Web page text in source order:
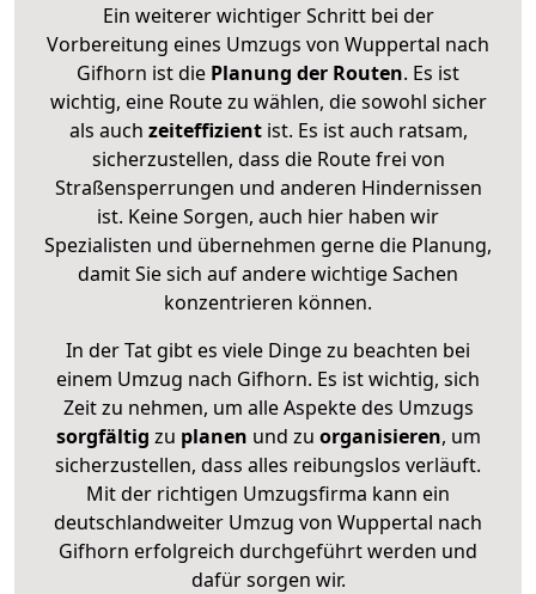
Ein weiterer wichtiger Schritt bei der
Vorbereitung eines Umzugs von Wuppertal nach
Gifhorn ist die Planung der Routen. Es ist
wichtig, eine Route zu wählen, die sowohl sicher
als auch zeiteffizientist. Es ist auch ratsam,
sicherzustellen, dass die Route frei von
Straßensperrungen und anderen Hindernissen
ist. Keine Sorgen, auch hier haben wir
Spezialisten und übernehmen gerne die Planung,
damit Sie sich auf andere wichtige Sachen
konzentrieren können.
In der Tat gibt es viele Dinge zu beachten bei
einem Umzug nach Gifhorn. Es ist wichtig, sich
Zeit zu nehmen, um alle Aspekte des Umzugs
sorgfältig zu planen und zu organisieren, um
sicherzustellen, dass alles reibungslos verläuft.
Mit der richtigen Umzugsfirma kann ein
deutschlandweiter Umzug von Wuppertal nach
Gifhorn erfolgreich durchgeführt werden und
dafür sorgen wir.